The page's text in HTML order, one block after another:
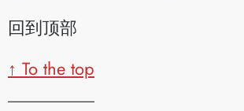
回到顶部
↑ To the top